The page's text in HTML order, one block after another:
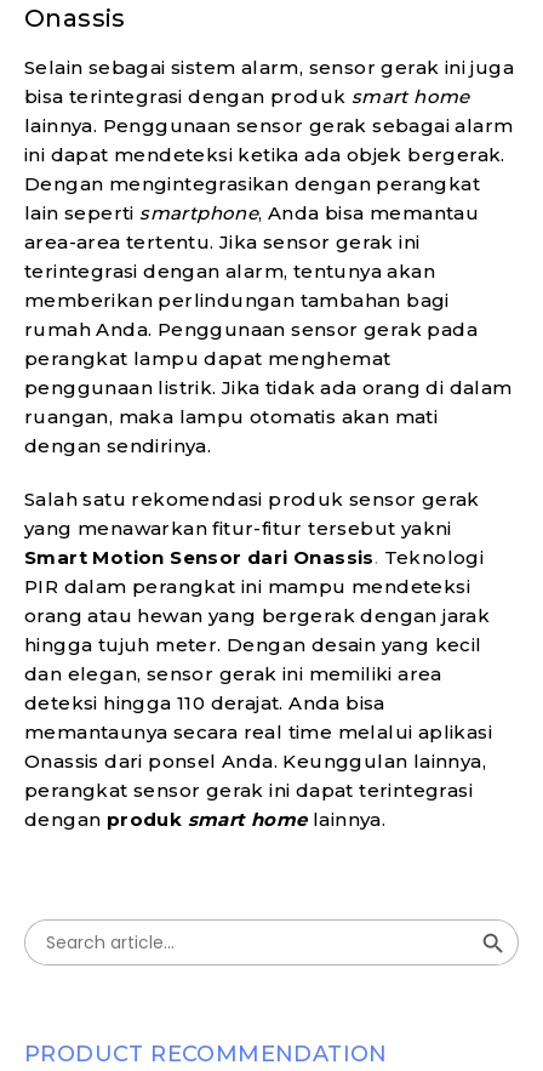
Onassis
Selain sebagai sistem alarm, sensor gerak ini juga
bisa terintegrasi dengan produk smart home
lainnya. Penggunaan sensor gerak sebagai alarm
ini dapat mendeteksi ketika ada objek bergerak.
Dengan mengintegrasikan dengan perangkat
lain sepertismartphone, Anda bisa memantau
area-area tertentu. Jika sensor gerak ini
terintegrasi dengan alarm, tentunya akan
memberikan perlindungan tambahan bagi
rumah Anda. Penggunaan sensor gerak pada
perangkat lampu dapat menghemat
penggunaan listrik. Jika tidak ada orang di dalam
ruangan, maka lampu otomatis akan mati
dengan sendirinya.
Salah satu rekomendasi produk sensor gerak
yang menawarkan fitur-fitur tersebut yakni
Smart Motion Sensor dari Onassis. Teknologi
PIR dalam perangkat ini mampu mendeteksi
orang atau hewan yang bergerak dengan jarak
hingga tujuh meter. Dengan desain yang kecil
dan elegan, sensor gerak ini memiliki area
deteksi hingga 110 derajat. Anda bisa
memantaunya secara real time melalui aplikasi
Onassis dari ponsel Anda. Keunggulan lainnya,
perangkat sensor gerak ini dapat terintegrasi
dengan produk smart homelainnya.
Search
for:
Search Button
PRODUCT RECOMMENDATION